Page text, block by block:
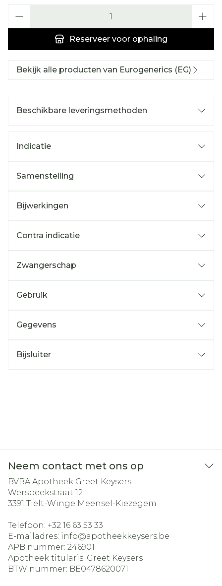
Reserveer voor ophaling
Bekijk alle producten van Eurogenerics (EG)
Beschikbare leveringsmethoden
Indicatie
Samenstelling
Bijwerkingen
Contra indicatie
Zwangerschap
Gebruik
Gegevens
Bijsluiter
Neem contact met ons op
BVBA Apotheek Greet Keysers
Wersbeekstraat 12
3391 Tielt-Winge Meensel-Kiezegem
Telefoon: +32 16 63 53 33
E-mailadres: info@apotheekkeysers.be
APB nummer: 246901
Apotheek titularis: Greet Keysers
BTW nummer: BE0478620071